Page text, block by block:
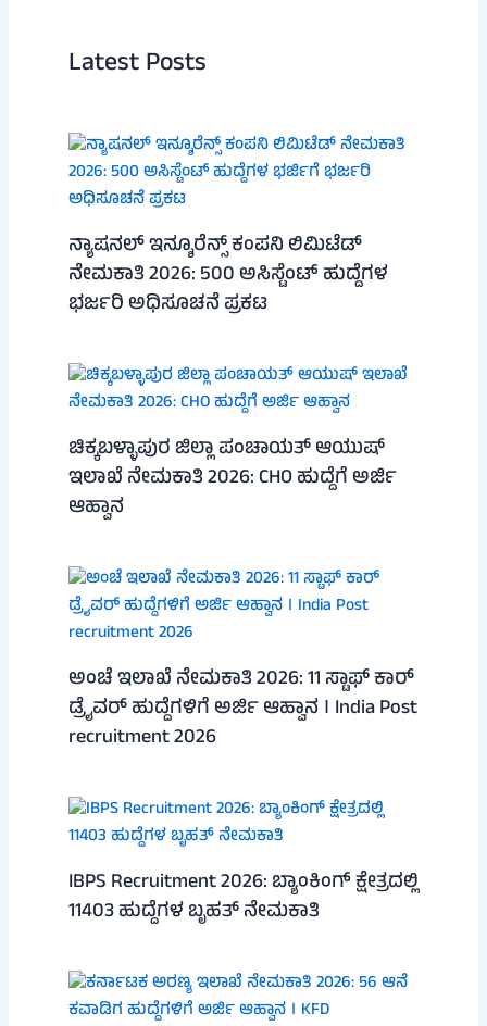
Latest Posts
ನ್ಯಾಷನಲ್ ಇನ್ಶೂರೆನ್ಸ್ ಕಂಪನಿ ಲಿಮಿಟೆಡ್
ನೇಮಕಾತಿ 2026: 500 ಅಸಿಸ್ಟೆಂಟ್ ಹುದ್ದೆಗಳ
ಭರ್ಜರಿ ಅಧಿಸೂಚನೆ ಪ್ರಕಟ
ಚಿಕ್ಕಬಳ್ಳಾಪುರ ಜಿಲ್ಲಾ ಪಂಚಾಯತ್ ಆಯುಷ್
ಇಲಾಖೆ ನೇಮಕಾತಿ 2026: CHO ಹುದ್ದೆಗೆ ಅರ್ಜಿ
ಆಹ್ವಾನ
ಅಂಚೆ ಇಲಾಖೆ ನೇಮಕಾತಿ 2026: 11 ಸ್ಟಾಫ್ ಕಾರ್
ಡ್ರೈವರ್ ಹುದ್ದೆಗಳಿಗೆ ಅರ್ಜಿ ಆಹ್ವಾನ । India Post
recruitment 2026
IBPS Recruitment 2026: ಬ್ಯಾಂಕಿಂಗ್ ಕ್ಷೇತ್ರದಲ್ಲಿ
11403 ಹುದ್ದೆಗಳ ಬೃಹತ್ ನೇಮಕಾತಿ